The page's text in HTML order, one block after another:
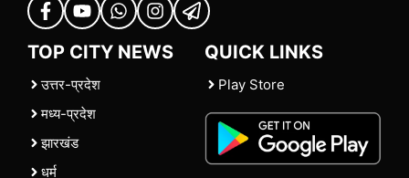
TOP CITY NEWS
उत्तर-प्रदेश
मध्य-प्रदेश
झारखंड
धर्म
QUICK LINKS
Play Store